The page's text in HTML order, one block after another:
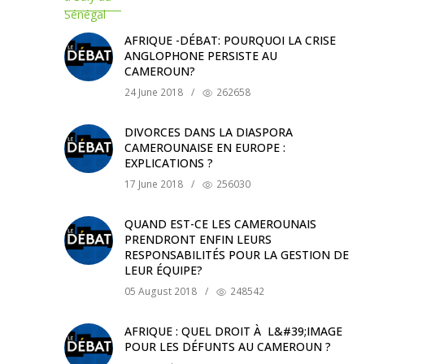
AFRIQUE -DÉBAT: POURQUOI LA CRISE
ANGLOPHONE PERSISTE AU
CAMEROUN?
24 June 2018 / 262658
DIVORCES DANS LA DIASPORA
CAMEROUNAISE EN EUROPE :
EXPLICATIONS ?
17 June 2018 / 256030
QUAND EST-CE LES CAMEROUNAIS
PRENDRONT ENFIN LEURS
RESPONSABILITÉS POUR LA GESTION DE
LEUR ÉQUIPE?
05 August 2018 / 248542
AFRIQUE : QUEL DROIT À L&#39;IMAGE
POUR LES DÉFUNTS AU CAMEROUN ?